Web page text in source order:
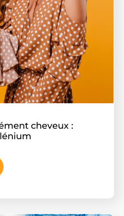
cheveux :